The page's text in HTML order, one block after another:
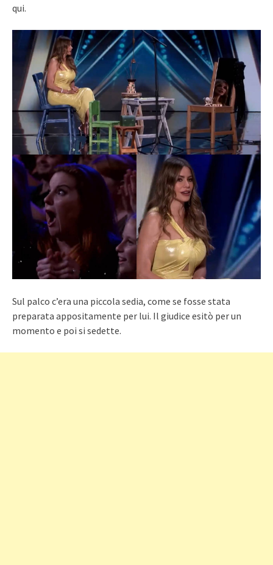
qui.
Sul palco c’era una piccola sedia, come se fosse stata
preparata appositamente per lui. Il giudice esitò per un
momento e poi si sedette.